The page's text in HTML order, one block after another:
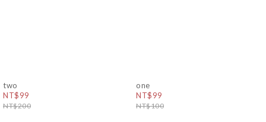
two
NT$99
NT$200
one
NT$99
NT$100